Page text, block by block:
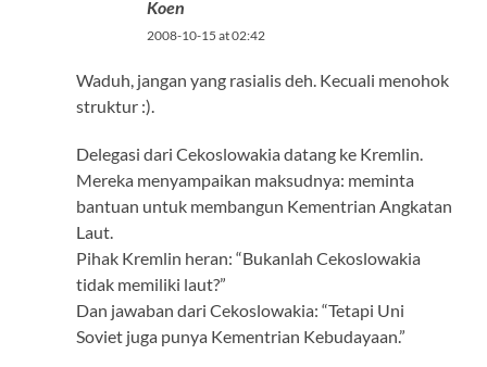
Koen
2008-10-15 at 02:42
Waduh, jangan yang rasialis deh. Kecuali menohok
struktur :).
Delegasi dari Cekoslowakia datang ke Kremlin.
Mereka menyampaikan maksudnya: meminta
bantuan untuk membangun Kementrian Angkatan
Laut.
Pihak Kremlin heran: “Bukanlah Cekoslowakia
tidak memiliki laut?”
Dan jawaban dari Cekoslowakia: “Tetapi Uni
Soviet juga punya Kementrian Kebudayaan.”